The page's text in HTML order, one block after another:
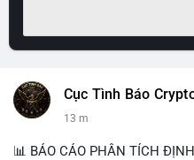
Cục Tình Báo
13 m
📊 BÁO CÁO PHÂN TÍCH